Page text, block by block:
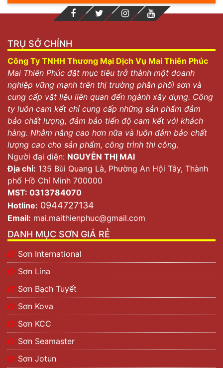
TRỤ SỞ CHÍNH
Công Ty TNHH Thương Mại Dịch Vụ Mai Thiên Phúc
Mai Thiên Phúc đặt mục tiêu trở thành một doanh
nghiệp vững mạnh trên thị trường phân phối sơn và
cung cấp vật liệu liên quan đến ngành xây dựng. Công
ty luôn cam kết chỉ cung cấp những sản phẩm đảm
bảo chất lượng, đảm bảo tiến độ cam kết với khách
hàng. Nhằm nâng cao hơn nữa và luôn đảm bảo chất
lượng cao cho sản phẩm, công trình thi công.
Người đại diện: NGUYỄN THỊ MAI
Địa chỉ: 135 Bùi Quang Là, Phường An Hội Tây, Thành
phố Hồ Chí Minh 700000
MST: 0313784070
Hotline: 0944727134
Email: mai.maithienphuc@gmail.com
DANH MỤC SƠN GIÁ RẺ
Sơn International
Sơn Lina
Sơn Bạch Tuyết
Sơn Kova
Sơn KCC
Sơn Seamaster
Sơn Jotun